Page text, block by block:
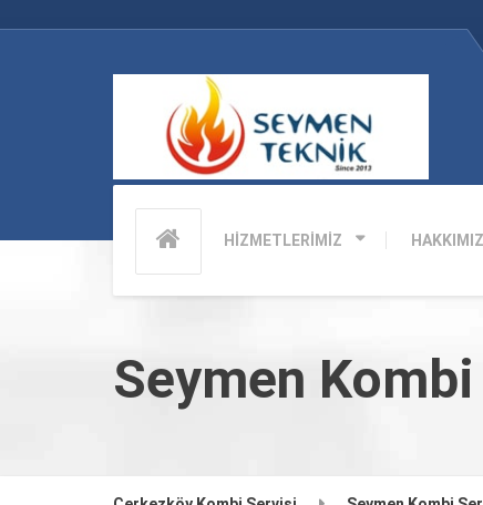
HİZMETLERİMİZ
Seymen